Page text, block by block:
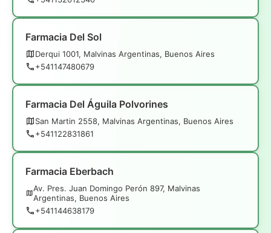
Farmacia Del Sol
Derqui 1001, Malvinas Argentinas, Buenos Aires
+541147480679
Farmacia Del Águila Polvorines
San Martin 2558, Malvinas Argentinas, Buenos Aires
+541122831861
Farmacia Eberbach
Av. Pres. Juan Domingo Perón 897, Malvinas
Argentinas, Buenos Aires
+541144638179